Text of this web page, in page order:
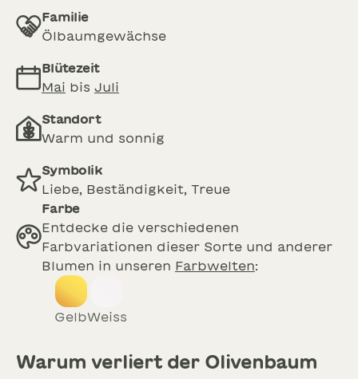
Familie
Ölbaumgewächse
Blütezeit
Mai bis Juli
Standort
Warm und sonnig
Symbolik
Liebe, Beständigkeit, Treue
Farbe
Entdecke die verschiedenen
Farbvariationen dieser Sorte und anderer
Blumen in unseren Farbwelten:
gelb weiss
Warum verliert der Olivenbaum